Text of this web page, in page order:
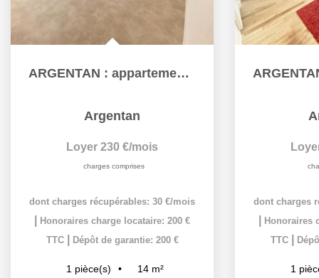
ARGENTAN : appartement T1 (14 m²) à louer
Argentan
Loyer 230 €/mois
charges comprises
dont charges récupérables: 30 €/mois
Honoraires charge locataire: 200 €
TTC
Dépôt de garantie: 200 €
1 pièce(s) 14 m²
dont charges
Honoraires
TTC
1